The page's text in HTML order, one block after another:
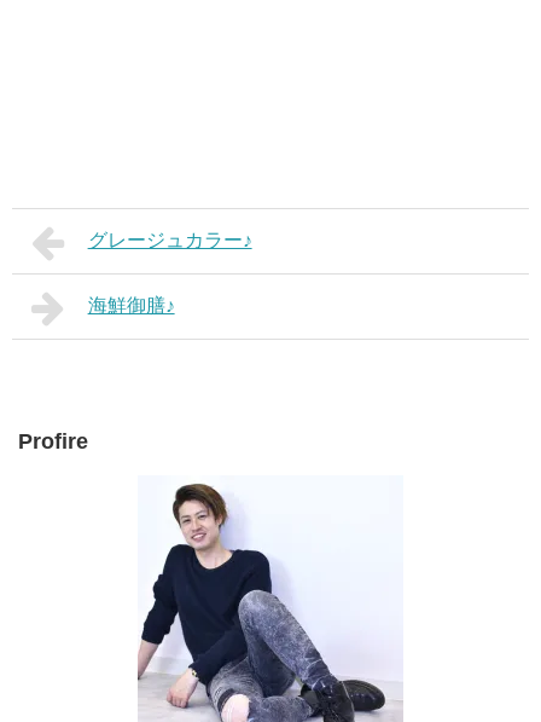
グレージュカラー♪
海鮮御膳♪
Profire